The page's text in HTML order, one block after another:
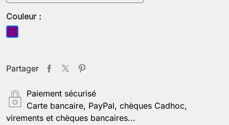
Couleur :
Violet
Partager
Paiement sécurisé
Carte bancaire, PayPal, chèques Cadhoc,
virements et chèques bancaires...